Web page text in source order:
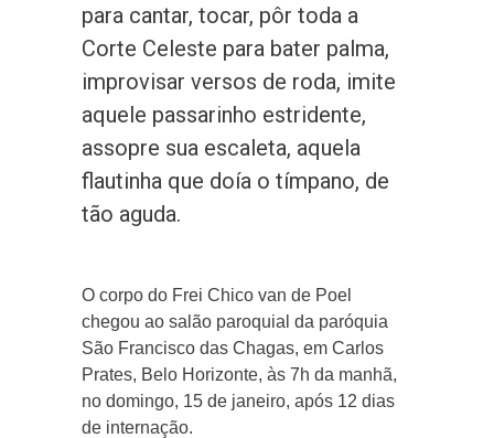
para cantar, tocar, pôr toda a
Corte Celeste para bater palma,
improvisar versos de roda, imite
aquele passarinho estridente,
assopre sua escaleta, aquela
flautinha que doía o tímpano, de
tão aguda.
O corpo do Frei Chico van de Poel
chegou ao salão paroquial da paróquia
São Francisco das Chagas, em Carlos
Prates, Belo Horizonte, às 7h da manhã,
no domingo, 15 de janeiro, após 12 dias
de internação.